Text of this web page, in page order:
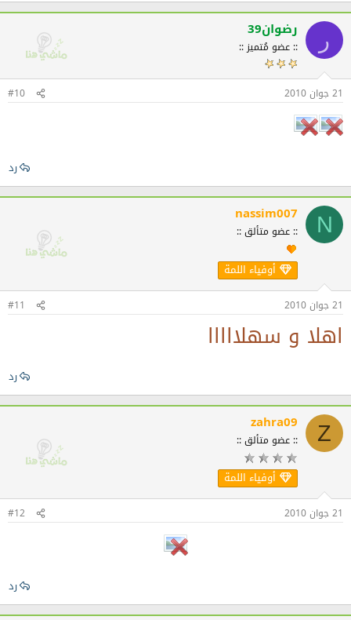
ر رضوان39
:: عضو مُتميز ::
21 جوان 2010 #10
رد
N
nassim007
:: عضو متألق ::
أوفياء اللمة
21 جوان 2010 #11
اهلا و سهلااااا
رد
Z
zahra09
:: عضو متألق ::
أوفياء اللمة
21 جوان 2010 #12
رد